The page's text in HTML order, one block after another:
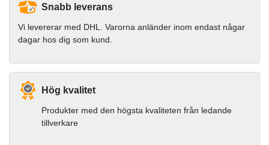
Snabb leverans
Vi levererar med DHL. Varorna anländer inom endast någar
dagar hos dig som kund.
Hög kvalitet
Produkter med den högsta kvaliteten från ledande
tillverkare